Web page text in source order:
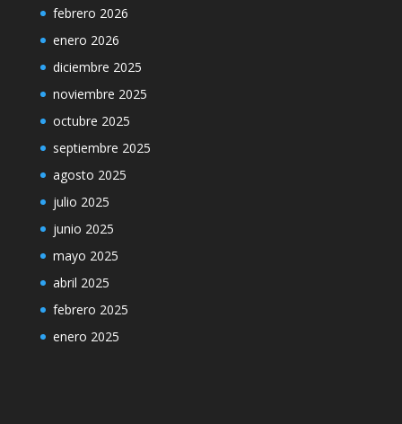
febrero 2026
enero 2026
diciembre 2025
noviembre 2025
octubre 2025
septiembre 2025
agosto 2025
julio 2025
junio 2025
mayo 2025
abril 2025
febrero 2025
enero 2025